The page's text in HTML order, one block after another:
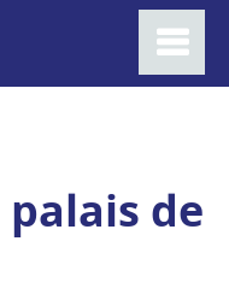
palais de